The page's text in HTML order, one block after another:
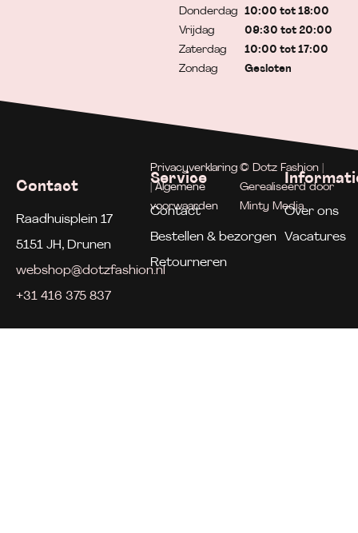
Donderdag
Vrijdag
Zaterdag
Zondag
10:00 tot 18:00
09:30 tot 20:00
10:00 tot 17:00
Gesloten
Contact
Raadhuisplein 17
5151 JH, Drunen
webshop@dotzfashion.nl
+31 416 375 837
Service
Contact
Bestellen & bezorgen
Retourneren
Over ons
Vacatures
Privacyverklaring
| Algemene
voorwaarden
© Dotz Fashion |
Gerealiseerd door
Minty Media